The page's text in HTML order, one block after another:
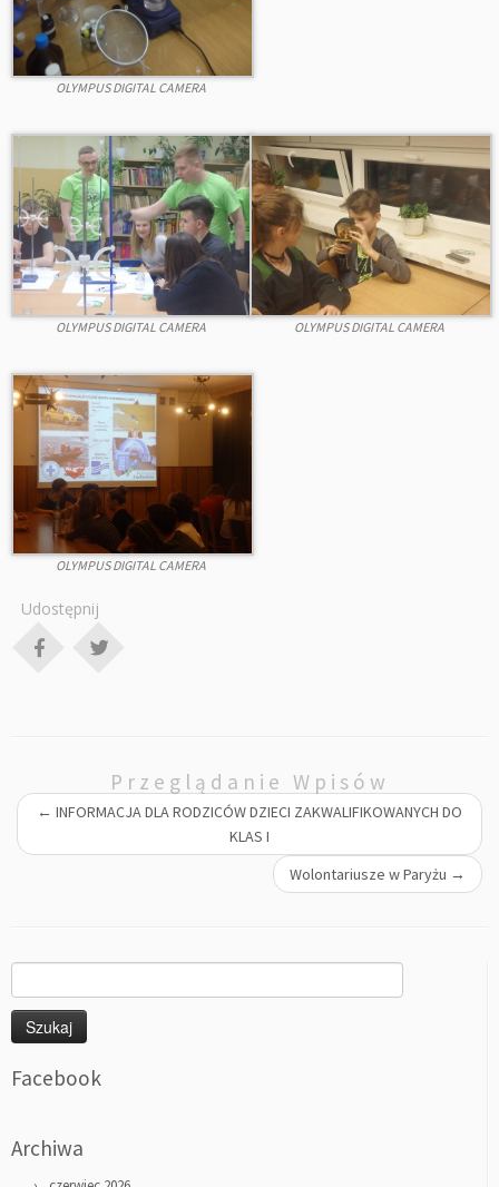
OLYMPUS DIGITAL CAMERA
OLYMPUS DIGITAL CAMERA OLYMPUS DIGITAL CAMERA
OLYMPUS DIGITAL CAMERA
Udostępnij
Przeglądanie Wpisów
← INFORMACJA DLA RODZICÓW DZIECI ZAKWALIFIKOWANYCH DO
KLAS I
Wolontariusze w Paryżu →
Facebook
Archiwa